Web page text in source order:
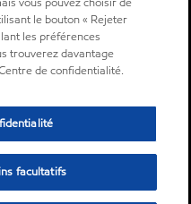
le bouton « Rejeter
les préférences
trouverez davantage
de confidentialité.
facultatifs